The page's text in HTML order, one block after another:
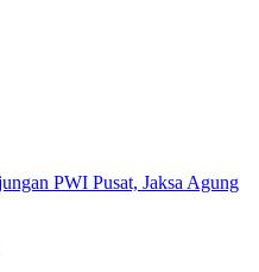
PWI Pusat, Jaksa Agung